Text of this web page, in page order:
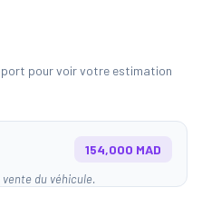
pour voir votre estimation
154,000 MAD
du véhicule.